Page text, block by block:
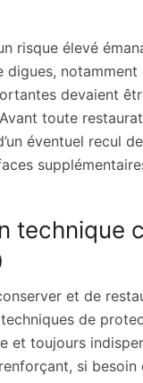
risque élevé
notamment
devaient
toute
éventuel recul
technique
et de
de
et toujours
si besoin